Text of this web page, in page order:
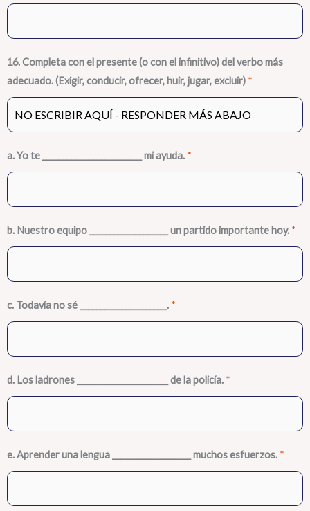
16. Completa con el presente (o con el infinitivo) del verbo más
adecuado. (Exigir, conducir, ofrecer, huir, jugar, excluir) *
a. Yo te ________________________ mi ayuda. *
b. Nuestro equipo ___________________ un partido importante hoy. *
c. Todavía no sé _____________________. *
d. Los ladrones ______________________ de la policía. *
e. Aprender una lengua ___________________ muchos esfuerzos. *